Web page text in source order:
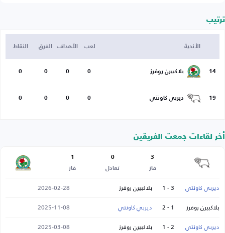
ترتيب
الأندية لعب الأهداف الفرق النقاط
14 بلاكبيرن روفرز 0
0
0
0
19 ديربي كاونتي 0
0
0
0
أخر لقاءات جمعت الفريقين
3
فاز
0
تعادل
1
فاز
ديربي كاونتي 3 - 1 بلاكبيرن روفرز
2026-02-28
بلاكبيرن روفرز
1 - 2 ديربي كاونتي
2025-11-08
ديربي كاونتي
2 - 1 بلاكبيرن روفرز
2025-03-08